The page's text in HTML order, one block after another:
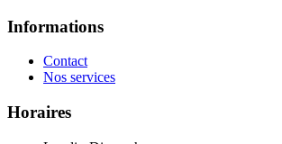
Informations
Contact
Nos services
Horaires